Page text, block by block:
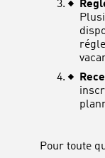
Pour toute